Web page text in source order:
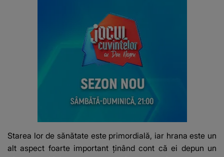
Starea lor de sănătate este primordială, iar hrana este un
alt aspect foarte important ținând cont că ei depun un